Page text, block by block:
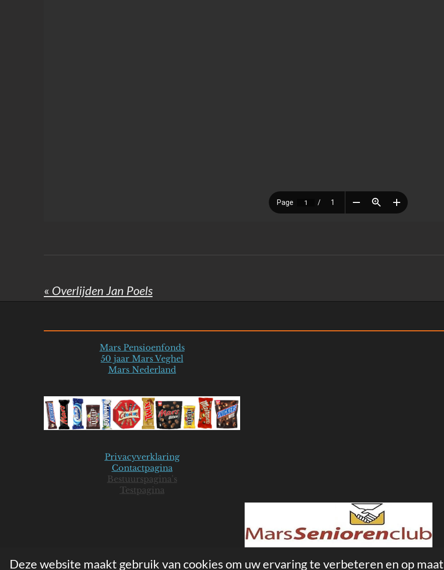
Deze website maakt gebruik van cookies om uw ervaring te verbeteren en op maat
« Overlijden Jan Poels
Mars Pensioenfonds
50 jaar Mars Veghel
Mars Nederland
Privacyverklaring
Contactpagina
Bestuurspagina's
Testpagina